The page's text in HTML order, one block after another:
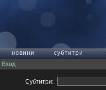
новини субтитри
Вход
Субтитри: